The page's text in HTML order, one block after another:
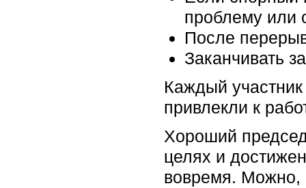
проблему или
После
Заканчивать
Каждый
привлекли к
Хороший
целях и
вовремя. Можно,